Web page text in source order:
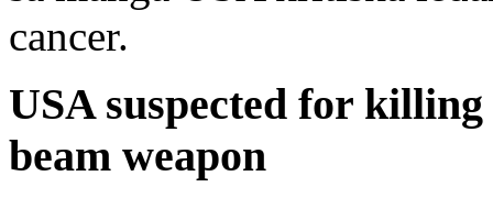
cancer.
USA suspected for
beam weapon